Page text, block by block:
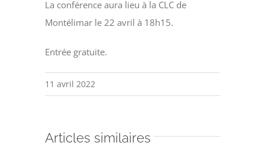
La conférence aura lieu à la CLC de
Montélimar le 22 avril à 18h15.
Entrée gratuite.
11 avril 2022
Articles similaires